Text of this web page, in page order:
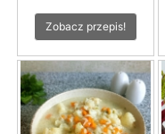
Zobacz przepis!